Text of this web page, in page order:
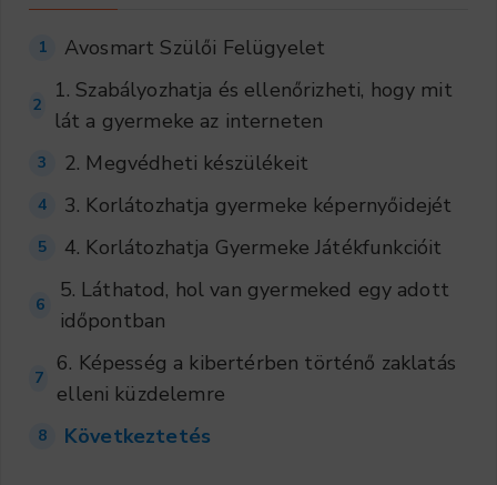
1 Avosmart Szülői Felügyelet
2
1. Szabályozhatja és ellenőrizheti, hogy mit
lát a gyermeke az interneten
3 2. Megvédheti készülékeit
4 3. Korlátozhatja gyermeke képernyőidejét
5 4. Korlátozhatja Gyermeke Játékfunkcióit
6
5. Láthatod, hol van gyermeked egy adott
időpontban
7
6. Képesség a kibertérben történő zaklatás
elleni küzdelemre
8 Következtetés